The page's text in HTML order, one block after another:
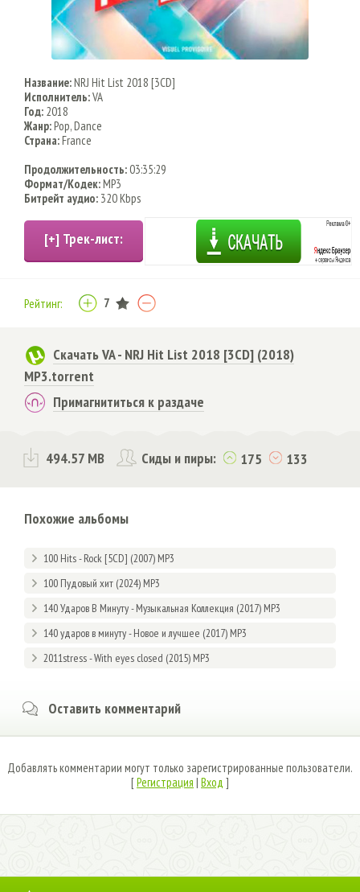
Название:NRJ Hit List 2018 [3CD]
Исполнитель:VA
Год: 2018
Жанр:Pop, Dance
Страна:France
Продолжительность:03:35:29
Формат/Кодек:MP3
Битрейт аудио: 320 Kbps
Рейтинг: 7
Скачать VA - NRJ Hit List 2018 [3CD] (2018)
MP3.torrent
Примагнититься к раздаче
494.57 MB Сиды и пиры: 175 133
Похожие альбомы
100 Hits - Rock [5CD] (2007) MP3
100 Пудовый хит (2024) MP3
140 Ударов В Минуту - Музыкальная Коллекция (2017) MP3
140 ударов в минуту - Новое и лучшее (2017) MP3
2011stress - With eyes closed (2015) MP3
Оставить комментарий
Добавлять комментарии могут только зарегистрированные пользователи.
[Регистрация | Вход ]